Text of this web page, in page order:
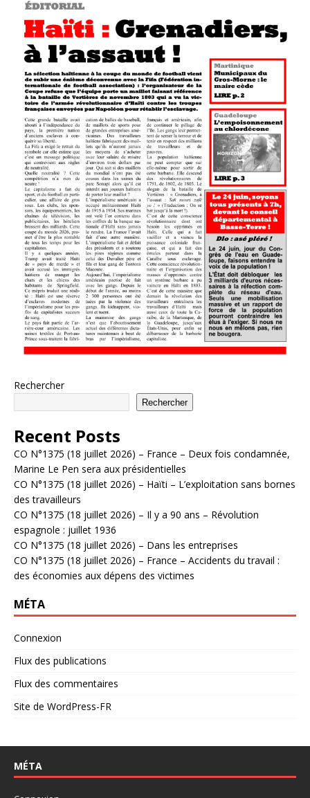
Rechercher
Rechercher
Recent Posts
CO N°1375 (18 juillet 2026) – France – Deux fois condamnée,
Marine Le Pen sera aux présidentielles
CO N°1375 (18 juillet 2026) – Haïti – L’exploitation sans bornes
des travailleurs
CO N°1375 (18 juillet 2026) – Il y a 90 ans – Révolution
espagnole : juillet 1936
CO N°1375 (18 juillet 2026) – Dans les entreprises
CO N°1375 (18 juillet 2026) – France – Accidents du travail :
des économies aux dépens des victimes
MÉTA
Connexion
Flux des publications
Flux des commentaires
Site de WordPress-FR
MÉTA